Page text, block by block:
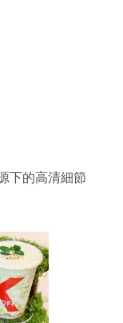
有的配方，調
發需求和出品
惠（包括一些
外能獲得廣大
及低起流量商
（此處結合傳
盡易得體的效
下的高清細節